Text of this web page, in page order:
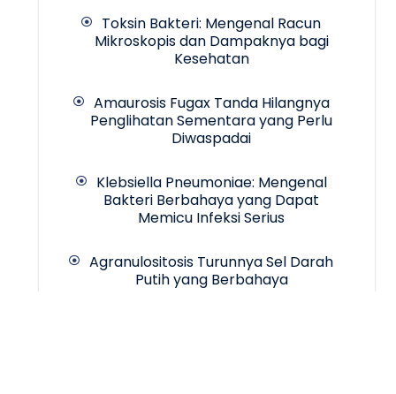
Toksin Bakteri: Mengenal Racun
Mikroskopis dan Dampaknya bagi
Kesehatan
Amaurosis Fugax Tanda Hilangnya
Penglihatan Sementara yang Perlu
Diwaspadai
Klebsiella Pneumoniae: Mengenal
Bakteri Berbahaya yang Dapat
Memicu Infeksi Serius
Agranulositosis Turunnya Sel Darah
Putih yang Berbahaya